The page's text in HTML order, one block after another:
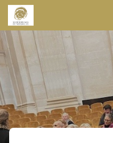
Skip to content